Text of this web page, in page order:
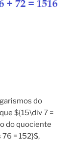
do
${15\div 7 =
do quociente
= 152}$,